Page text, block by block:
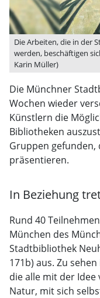
Die Arbeiten, die in der
werden, beschäftigen
Karin Müller)
Die Münchner
Wochen wieder
Künstlern die
Bibliotheken
Gruppen gefunden,
präsentieren.
In Beziehung
Rund 40
München des
Stadtbibliothek
171b) aus. Zu
die alle mit der Idee
Natur, mit sich